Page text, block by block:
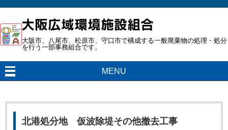
大阪市、八尾市、松原市、守口市で構成する一般廃棄物の処理・処分
を行う一部事務組合です。
MENU
北港処分地 仮波除堤その他撤去工事